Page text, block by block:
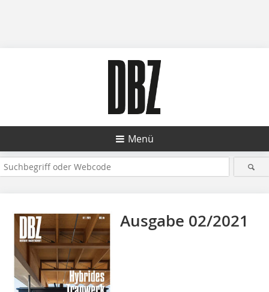
Menü
Ausgabe 02/2021